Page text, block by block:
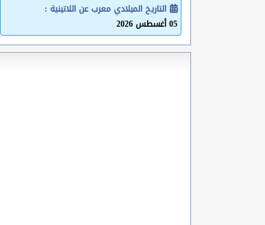
التاريخ الميلادي معرب عن اللاتينية :
05 أغسطس 2026